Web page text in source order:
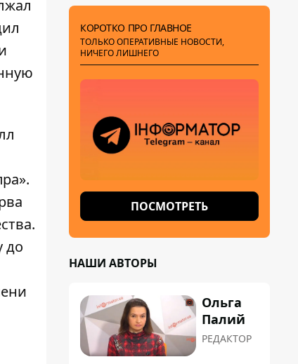
до
КОРОТКО ПРО ГЛАВНОЕ
ТОЛЬКО ОПЕРАТИВНЫЕ НОВОСТИ,
НИЧЕГО ЛИШНЕГО
ПОСМОТРЕТЬ
НАШИ АВТОРЫ
Ольга
Палий
РЕДАКТОР